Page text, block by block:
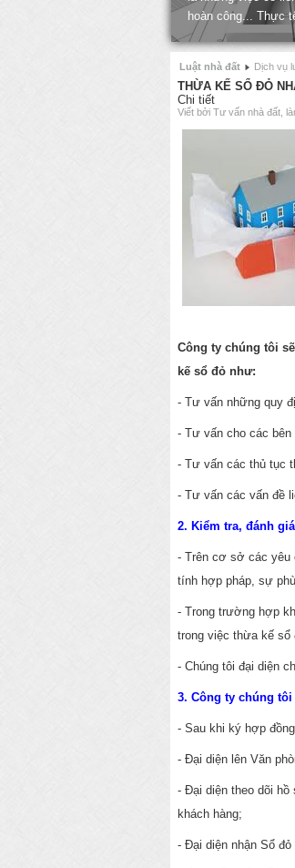
là những việc có
hoàn công... Thực
Luật nhà đất Dịch vụ
THỪA KẾ SỔ ĐỎ
Chi tiết
Viết bởi Tư vấn nhà đất,
Công ty chúng tôi
kế sổ đỏ như:
- Tư vấn những quy
- Tư vấn cho các
- Tư vấn các thủ tục
- Tư vấn các vấn đề
2. Kiểm tra, đánh
- Trên cơ sở các yêu
tính hợp pháp, sự
- Trong trường hợp
trong việc thừa kế sổ
- Chúng tôi đại diện
3. Công ty chúng
- Sau khi ký hợp
- Đại diện lên Văn
- Đại diện theo dõi hồ
khách hàng;
- Đại diện nhận Sổ đỏ